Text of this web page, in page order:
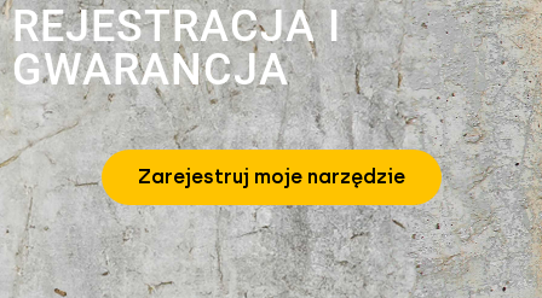
REJESTRACJA I
GWARANCJA
Zarejestruj moje narzędzie